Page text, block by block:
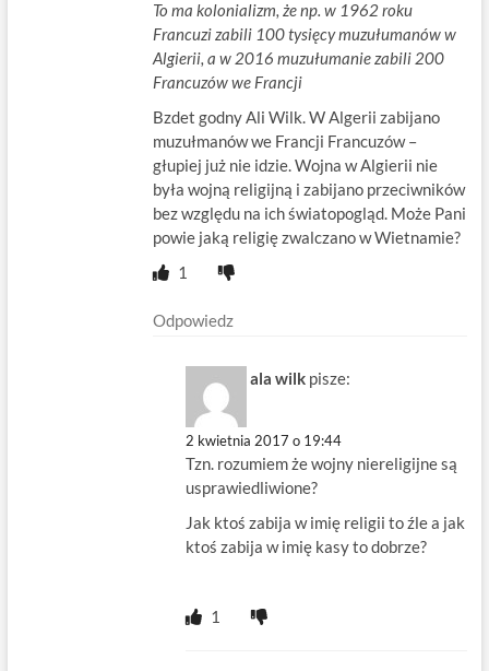
To ma kolonializm, że np. w 1962 roku
Francuzi zabili 100 tysięcy muzułumanów w
Algierii, a w 2016 muzułumanie zabili 200
Francuzów we Francji
Bzdet godny Ali Wilk. W Algerii zabijano
muzułmanów we Francji Francuzów –
głupiej już nie idzie. Wojna w Algierii nie
była wojną religijną i zabijano przeciwników
bez względu na ich światopogląd. Może Pani
powie jaką religię zwalczano w Wietnamie?
1
Odpowiedz
ala wilk pisze:
2 kwietnia 2017 o 19:44
Tzn. rozumiem że wojny niereligijne są
usprawiedliwione?
Jak ktoś zabija w imię religii to źle a jak
ktoś zabija w imię kasy to dobrze?
1